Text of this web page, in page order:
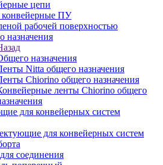
цепи
ПУ
рабочей поверхностью
назначения
назначения
Nitta общего назначения
Chiorino общего назначения
ленты Chiorino общего
для конвейерных систем
для конвейерных систем
соединения